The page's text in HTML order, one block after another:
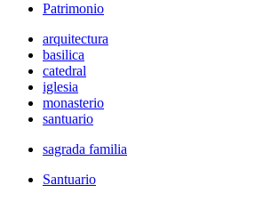
Patrimonio
arquitectura
basilica
catedral
iglesia
monasterio
santuario
sagrada familia
Santuario